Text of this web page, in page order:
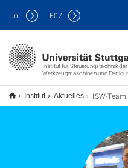
Institut für Steuerungstechnik der
Werkzeugmaschinen und
Uni F07
Institut Aktuelles ISW-Team gewinnt Best-Paper-Award